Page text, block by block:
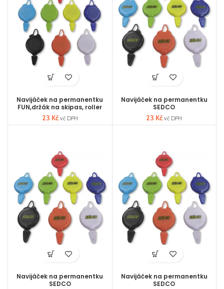
Navijáček na permanentku
FUN,držák na skipas, roller
23 Kč vč DPH
Navijáček na permanentku
SEDCO
23 Kč vč DPH
Navijáček na permanentku
SEDCO
Navijáček na permanentku
SEDCO